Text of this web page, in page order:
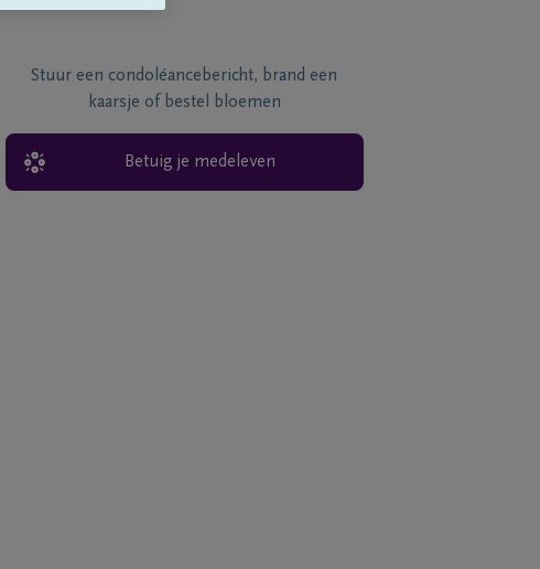
Stuur een condoléancebericht, brand een
kaarsje of bestel bloemen
Betuig je medeleven